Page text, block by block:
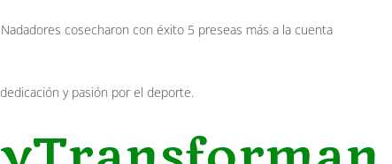
cosecharon con éxito 5 preseas más a la cuenta
y pasión por el deporte.